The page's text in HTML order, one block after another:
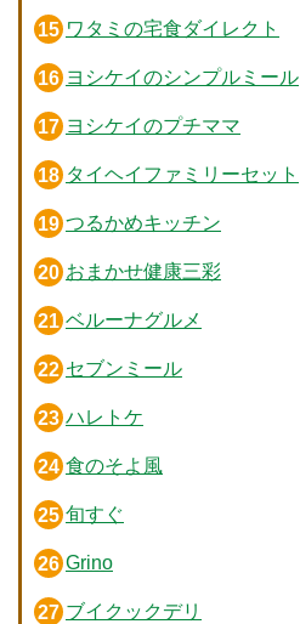
ワタミの宅食ダイレクト
ヨシケイのシンプルミール
ヨシケイのプチママ
タイヘイファミリーセット
つるかめキッチン
おまかせ健康三彩
ベルーナグルメ
セブンミール
ハレトケ
食のそよ風
旬すぐ
Grino
ブイクックデリ